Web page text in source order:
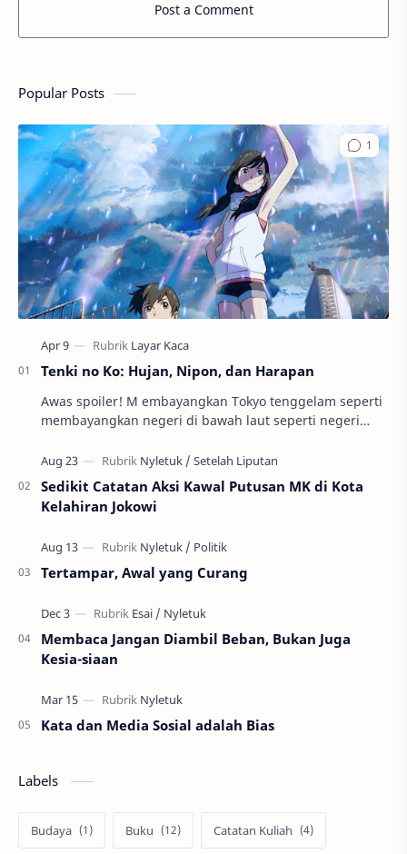
Post a Comment
Popular Posts
Tenki no Ko: Hujan, Nipon, dan Harapan
Awas spoiler! M embayangkan Tokyo tenggelam seperti
membayangkan negeri di bawah laut seperti negeri
Sedikit Catatan Aksi Kawal Putusan MK di Kota
Kelahiran Jokowi
Tertampar, Awal yang Curang
Membaca Jangan Diambil Beban, Bukan Juga
Kesia-siaan
Kata dan Media Sosial adalah Bias
Labels
Budaya Buku Catatan Kuliah